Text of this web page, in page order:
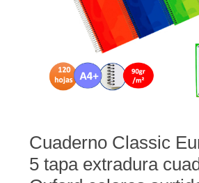
Cuaderno Classic
5 tapa extradura